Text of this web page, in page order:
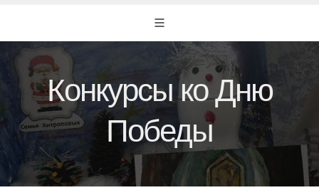
Конкурсы ко Дню
Победы